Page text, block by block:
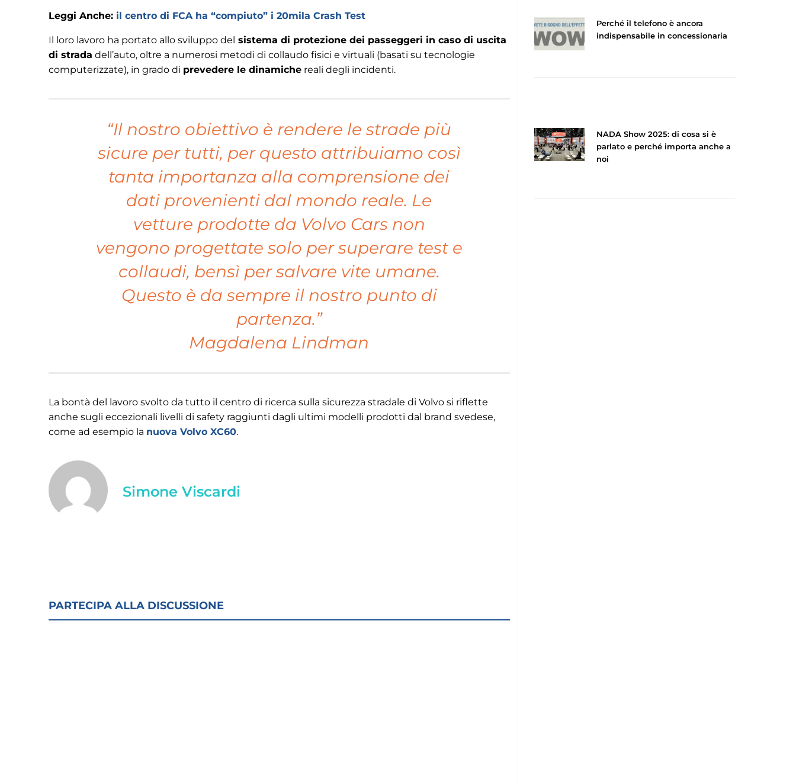
Leggi Anche: il centro di FCA ha “compiuto” i 20mila Crash Test
Il loro lavoro ha portato allo sviluppo del sistema di protezione dei passeggeri in caso di uscita
di strada dell’auto, oltre a numerosi metodi di collaudo fisici e virtuali (basati su tecnologie
computerizzate), in grado di prevedere le dinamiche reali degli incidenti.
“Il nostro obiettivo è rendere le strade più
sicure per tutti, per questo attribuiamo così
tanta importanza alla comprensione dei
dati provenienti dal mondo reale. Le
vetture prodotte da Volvo Cars non
vengono progettate solo per superare test e
collaudi, bensì per salvare vite umane.
Questo è da sempre il nostro punto di
partenza.”
Magdalena Lindman
La bontà del lavoro svolto da tutto il centro di ricerca sulla sicurezza stradale di Volvo si riflette
anche sugli eccezionali livelli di safety raggiunti dagli ultimi modelli prodotti dal brand svedese,
come ad esempio la nuova Volvo XC60.
Simone Viscardi
PARTECIPA ALLA DISCUSSIONE
Perché il telefono è ancora
indispensabile in concessionaria
NADA Show 2025: di cosa si è
parlato e perché importa anche a
noi